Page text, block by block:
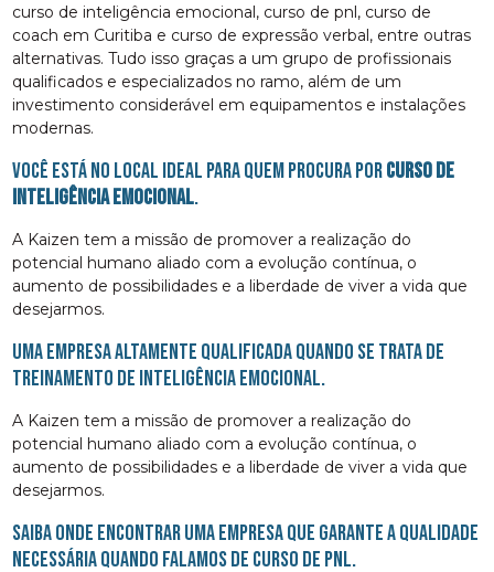
curso de inteligência emocional, curso de pnl, curso de
coach em Curitiba e curso de expressão verbal, entre outras
alternativas. Tudo isso graças a um grupo de profissionais
qualificados e especializados no ramo, além de um
investimento considerável em equipamentos e instalações
modernas.
Você está no local ideal para quem procura porcurso de
inteligência emocional.
A Kaizen tem a missão de promover a realização do
potencial humano aliado com a evolução contínua, o
aumento de possibilidades e a liberdade de viver a vida que
desejarmos.
Uma empresa altamente qualificada quando se trata de
Treinamento de Inteligência Emocional.
A Kaizen tem a missão de promover a realização do
potencial humano aliado com a evolução contínua, o
aumento de possibilidades e a liberdade de viver a vida que
desejarmos.
Saiba onde encontrar uma empresa que garante a qualidade
necessária quando falamos de curso de pnl.